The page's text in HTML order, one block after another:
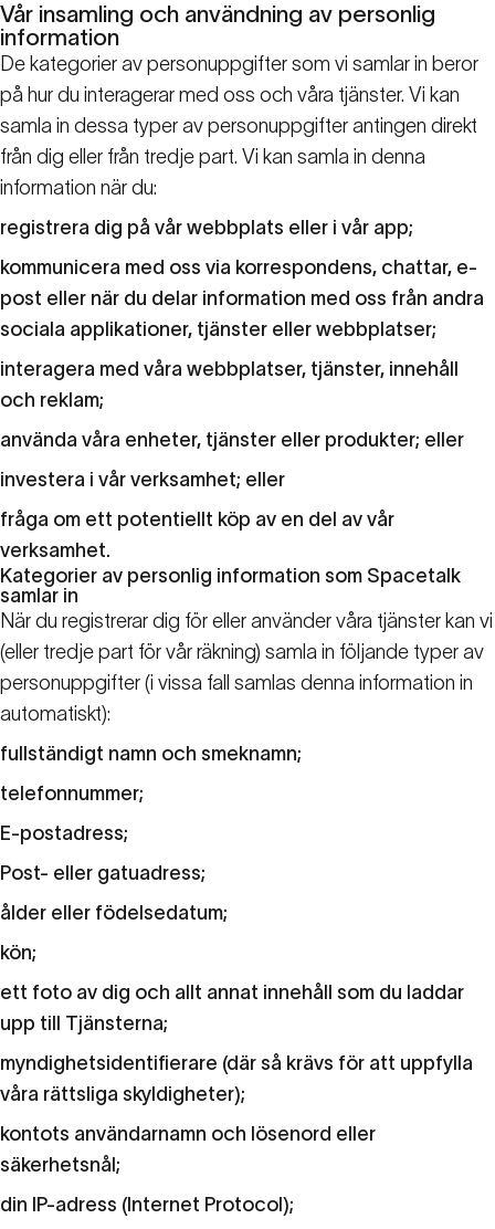
Vår insamling och användning av personlig
information
De kategorier av personuppgifter som vi samlar in beror
på hur du interagerar med oss och våra tjänster. Vi kan
samla in dessa typer av personuppgifter antingen direkt
från dig eller från tredje part. Vi kan samla in denna
information när du:
registrera dig på vår webbplats eller i vår app;
kommunicera med oss via korrespondens, chattar, e-
post eller när du delar information med oss från andra
sociala applikationer, tjänster eller webbplatser;
interagera med våra webbplatser, tjänster, innehåll
och reklam;
använda våra enheter, tjänster eller produkter; eller
investera i vår verksamhet; eller
fråga om ett potentiellt köp av en del av vår
verksamhet.
Kategorier av personlig information som Spacetalk
samlar in
När du registrerar dig för eller använder våra tjänster kan vi
(eller tredje part för vår räkning) samla in följande typer av
personuppgifter (i vissa fall samlas denna information in
automatiskt):
fullständigt namn och smeknamn;
telefonnummer;
E-postadress;
Post- eller gatuadress;
ålder eller födelsedatum;
kön;
ett foto av dig och allt annat innehåll som du laddar
upp till Tjänsterna;
myndighetsidentifierare (där så krävs för att uppfylla
våra rättsliga skyldigheter);
kontots användarnamn och lösenord eller
säkerhetsnål;
din IP-adress (Internet Protocol);